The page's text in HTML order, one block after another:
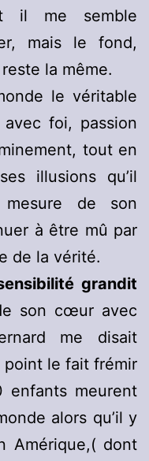
il me semble
mais le fond,
la même.
le véritable
foi, passion
tout en
illusions qu’il
de son
à être mû par
de la vérité.
grandit
son cœur avec
me disait
point le fait frémir
meurent
alors qu’il y
Amérique,( dont